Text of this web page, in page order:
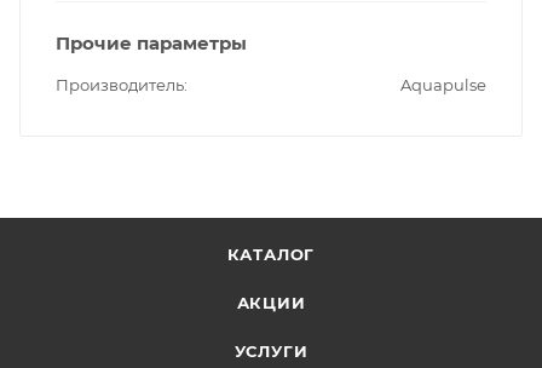
Прочие параметры
Производитель Aquapulse
КАТАЛОГ
АКЦИИ
УСЛУГИ